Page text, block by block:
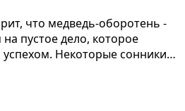
пустое дело, которое
успехом. Некоторые сонники